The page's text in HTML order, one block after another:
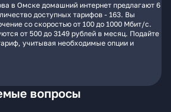
в Омске домашний интернет предлагают 6
доступных тарифов - 163. Вы
со скоростью от 100 до 1000 Мбит/с.
от 500 до 3149 рублей в месяц. Подайте
учитывая необходимые опции и
вопросы